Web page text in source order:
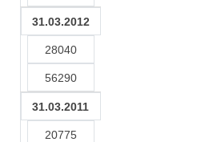
31.03.2012
28040
56290
31.03.2011
20775